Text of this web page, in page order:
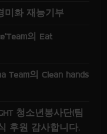
미화 재능기부
의 Eat
Team의 Clean hands
청소년봉사단(팀
후원 감사합니다.